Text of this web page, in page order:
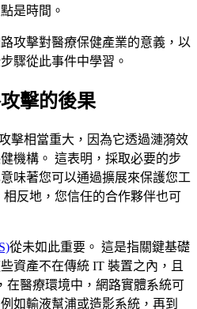
是時間。
攻擊對醫療保健產業的意義，以
驟從此事件中學習。
擊的後果
擊相當重大，因為它透過漣漪效
機構。 這表明，採取必要的步
味著您可以通過擴展來保護您工
反地，您信任的合作夥伴也可
從未如此重要。 這是指關鍵基礎
資產不在傳統 IT 裝置之內，且
醫療環境中，網路實體系統可
如輸液幫浦或造影系統，再到